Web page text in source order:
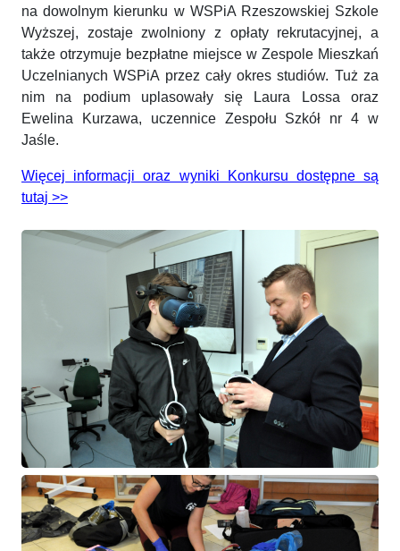
na dowolnym kierunku w WSPiA Rzeszowskiej Szkole
Wyższej, zostaje zwolniony z opłaty rekrutacyjnej, a
także otrzymuje bezpłatne miejsce w Zespole Mieszkań
Uczelnianych WSPiA przez cały okres studiów. Tuż za
nim na podium uplasowały się Laura Lossa oraz
Ewelina Kurzawa, uczennice Zespołu Szkół nr 4 w
Jaśle.
Więcej informacji oraz wyniki Konkursu dostępne są
tutaj >>